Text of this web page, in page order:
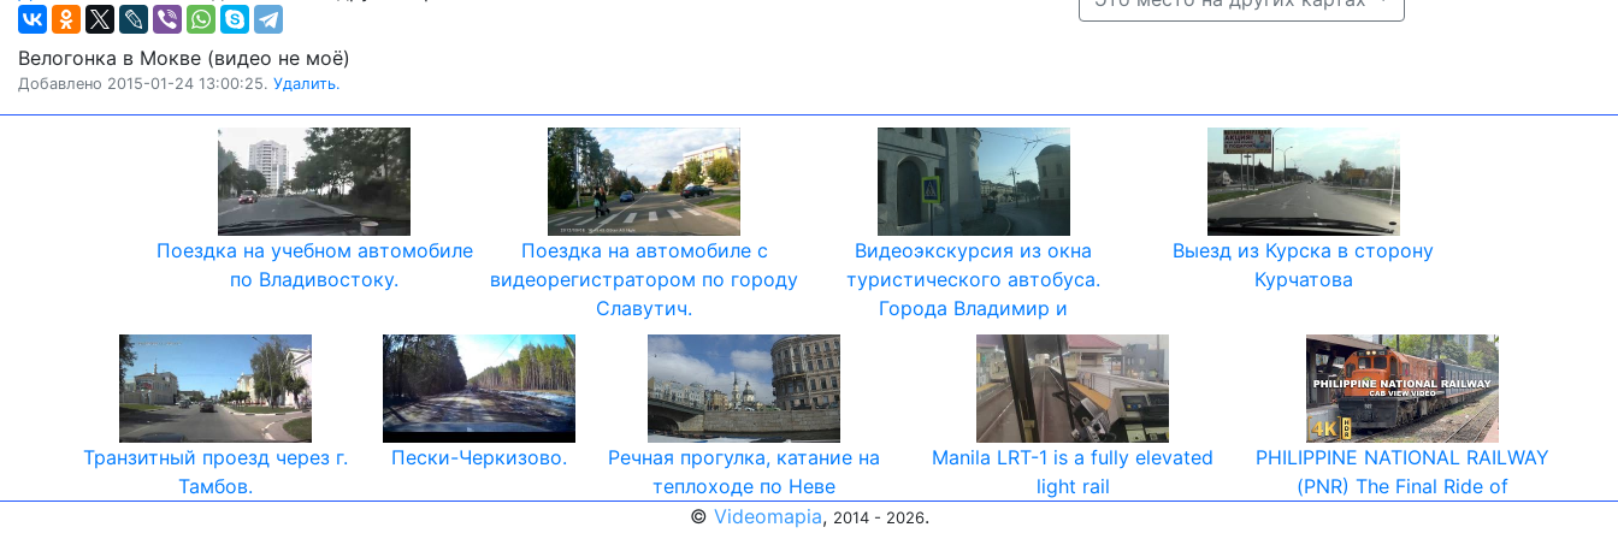
Велогонка в Мокве (видео не моё)
Добавлено 2015-01-24 13:00:25. Удалить.
Поездка на учебном автомобиле
по Владивостоку.
Поездка на автомобиле с
видеорегистратором по городу
Славутич.
Видеоэкскурсия из окна
туристического автобуса.
Города Владимир и
Выезд из Курска в сторону
Курчатова
Транзитный проезд через г.
Тамбов.
Пески-Черкизово.
Речная прогулка, катание на
теплоходе по Неве
Manila LRT-1 is a fully elevated
light rail
PHILIPPINE NATIONAL RAILWAY
(PNR) The Final Ride of
© Videomapia, 2014 - 2026.